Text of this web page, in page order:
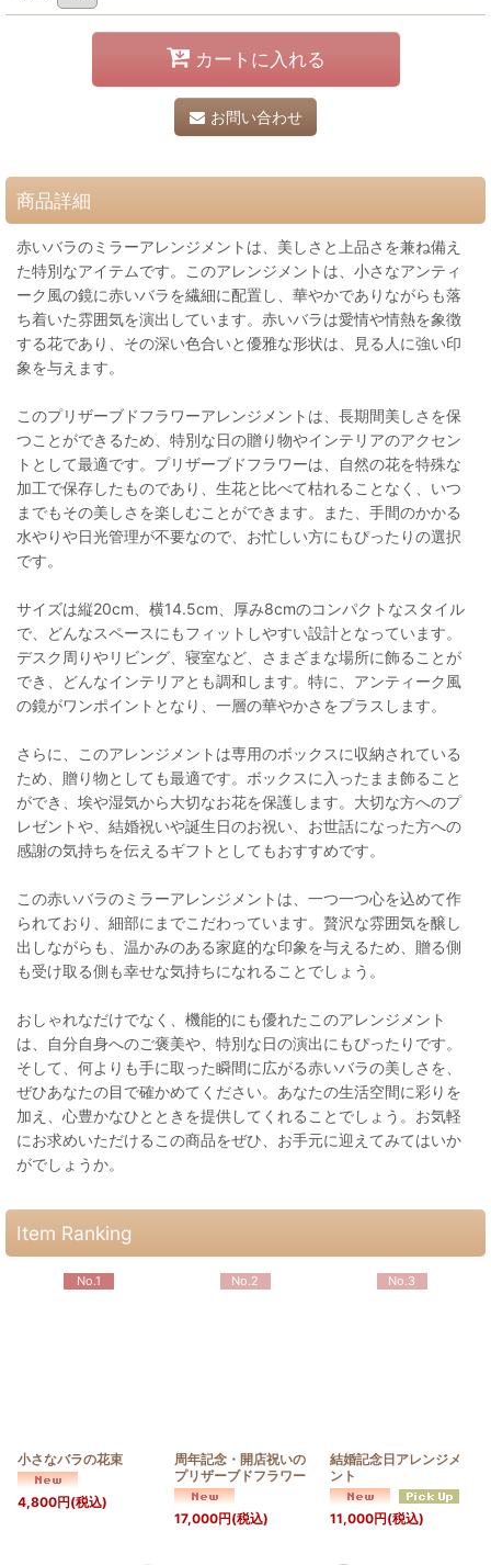
カートに入れる
お問い合わせ
商品詳細
赤いバラのミラーアレンジメントは、美しさと上品さを兼ね備え
た特別なアイテムです。このアレンジメントは、小さなアンティ
ーク風の鏡に赤いバラを繊細に配置し、華やかでありながらも落
ち着いた雰囲気を演出しています。赤いバラは愛情や情熱を象徴
する花であり、その深い色合いと優雅な形状は、見る人に強い印
象を与えます。
このプリザーブドフラワーアレンジメントは、長期間美しさを保
つことができるため、特別な日の贈り物やインテリアのアクセン
トとして最適です。プリザーブドフラワーは、自然の花を特殊な
加工で保存したものであり、生花と比べて枯れることなく、いつ
までもその美しさを楽しむことができます。また、手間のかかる
水やりや日光管理が不要なので、お忙しい方にもぴったりの選択
です。
サイズは縦20cm、横14.5cm、厚み8cmのコンパクトなスタイル
で、どんなスペースにもフィットしやすい設計となっています。
デスク周りやリビング、寝室など、さまざまな場所に飾ることが
でき、どんなインテリアとも調和します。特に、アンティーク風
の鏡がワンポイントとなり、一層の華やかさをプラスします。
さらに、このアレンジメントは専用のボックスに収納されている
ため、贈り物としても最適です。ボックスに入ったまま飾ること
ができ、埃や湿気から大切なお花を保護します。大切な方へのプ
レゼントや、結婚祝いや誕生日のお祝い、お世話になった方への
感謝の気持ちを伝えるギフトとしてもおすすめです。
この赤いバラのミラーアレンジメントは、一つ一つ心を込めて作
られており、細部にまでこだわっています。贅沢な雰囲気を醸し
出しながらも、温かみのある家庭的な印象を与えるため、贈る側
も受け取る側も幸せな気持ちになれることでしょう。
おしゃれなだけでなく、機能的にも優れたこのアレンジメント
は、自分自身へのご褒美や、特別な日の演出にもぴったりです。
そして、何よりも手に取った瞬間に広がる赤いバラの美しさを、
ぜひあなたの目で確かめてください。あなたの生活空間に彩りを
加え、心豊かなひとときを提供してくれることでしょう。お気軽
にお求めいただけるこの商品をぜひ、お手元に迎えてみてはいか
がでしょうか。
Item Ranking
No.1
小さなバラの花束
4,800円(税込)
No.2
周年記念・開店祝いの
プリザーブドフラワー
17,000円(税込)
No.3
結婚記念日アレンジメ
ント
11,000円(税込)